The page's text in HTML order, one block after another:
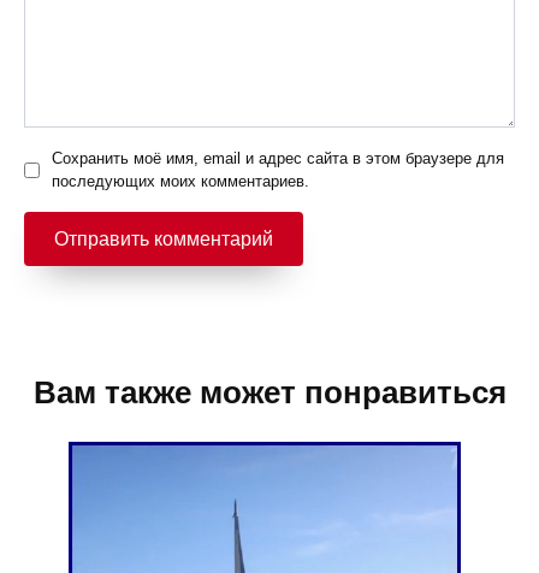
Сохранить моё имя, email и адрес сайта в этом браузере для
последующих моих комментариев.
Вам также может понравиться